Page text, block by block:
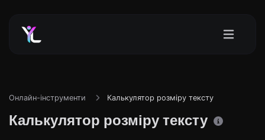
Онлайн-інструменти Калькулятор розміру тексту
Калькулятор розміру тексту